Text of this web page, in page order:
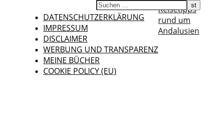
DATENSCHUTZERKLÄRUNG
IMPRESSUM
DISCLAIMER
WERBUNG UND TRANSPARENZ
MEINE BÜCHER
COOKIE POLICY (EU)
Reisetipps
rund um
Andalusien